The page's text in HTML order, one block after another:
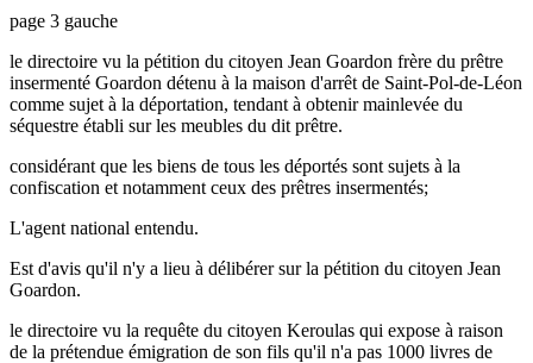
page 3 gauche
le directoire vu la pétition du citoyen Jean Goardon frère du prêtre
insermenté Goardon détenu à la maison d'arrêt de Saint-Pol-de-Léon
comme sujet à la déportation, tendant à obtenir mainlevée du
séquestre établi sur les meubles du dit prêtre.
considérant que les biens de tous les déportés sont sujets à la
confiscation et notamment ceux des prêtres insermentés;
L'agent national entendu.
Est d'avis qu'il n'y a lieu à délibérer sur la pétition du citoyen Jean
Goardon.
le directoire vu la requête du citoyen Keroulas qui expose à raison
de la prétendue émigration de son fils qu'il n'a pas 1000 livres de